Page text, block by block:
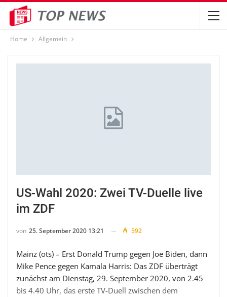
Home Allgemein
US-Wahl 2020: Zwei TV-Duelle live
im ZDF
von 25. September 2020 13:21 592
Mainz (ots) – Erst Donald Trump gegen Joe Biden, dann
Mike Pence gegen Kamala Harris: Das ZDF überträgt
zunächst am Dienstag, 29. September 2020, von 2.45
bis 4.40 Uhr, das erste TV-Duell zwischen dem